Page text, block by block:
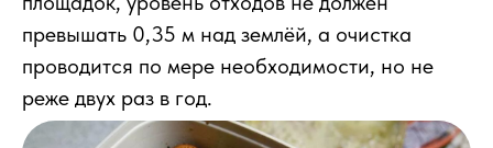
превышать 0,35 м над землёй, а очистка
проводится по мере необходимости, но не
реже двух раз в год.